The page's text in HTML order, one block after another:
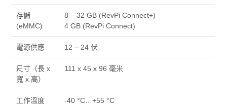
存儲
(eMMC)
8 – 32 GB (RevPi Connect+)
4 GB (RevPi Connect)
電源供應 12 – 24 伏
尺寸（長 x
寬 x 高）
111 x 45 x 96 毫米
工作溫度 -40 °C…+55 °C